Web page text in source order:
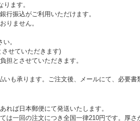
ます。
行振込がご利用いただけます。
りません。
。
せていただきます)
担とさせていただきます。
も承ります。ご注文後、メールにて、必要書
れば日本郵便にて発送いたします。
は一回の注文につき全国一律210円です。厚